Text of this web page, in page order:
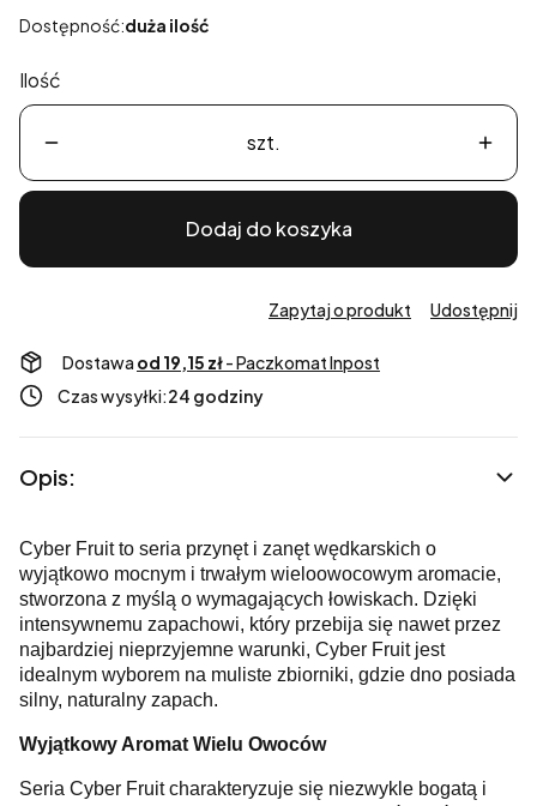
Dostępność:duża ilość
Ilość
szt.
Dodaj do koszyka
Zapytaj o produkt Udostępnij
Dostawa od 19,15 zł- Paczkomat Inpost
Czas wysyłki:24 godziny
Opis:
Cyber Fruit to seria przynęt i zanęt wędkarskich o
wyjątkowo mocnym i trwałym wieloowocowym aromacie,
stworzona z myślą o wymagających łowiskach. Dzięki
intensywnemu zapachowi, który przebija się nawet przez
najbardziej nieprzyjemne warunki, Cyber Fruit jest
idealnym wyborem na muliste zbiorniki, gdzie dno posiada
silny, naturalny zapach.
Wyjątkowy Aromat Wielu Owoców
Seria Cyber Fruit charakteryzuje się niezwykle bogatą i